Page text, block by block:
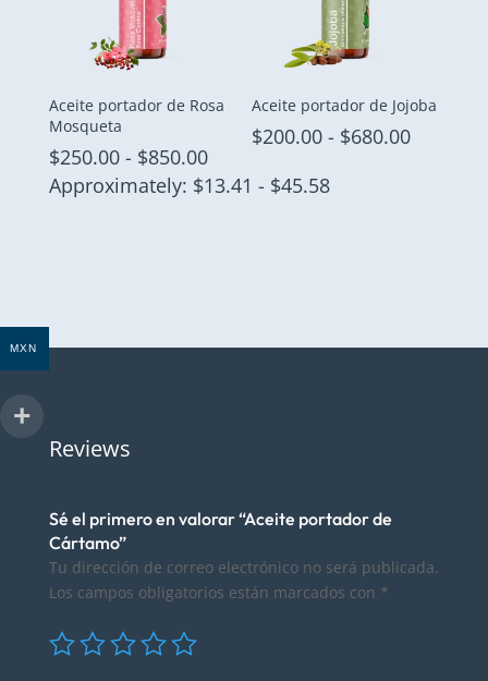
Aceite portador de Rosa
Mosqueta
$250.00 - $850.00Rango
de
Approximately: $13.41 - $45.58
Aceite portador de Jojoba
$200.00 - $680.00Rango
Reviews
Sé el primero en valorar “Aceite portador de
Cártamo”
Tu dirección de correo electrónico no será publicada.
Los campos obligatorios están marcados con *
MXN